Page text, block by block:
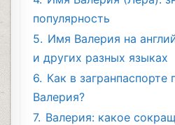
популярность
5. Имя Валерия на
и других разных языках
6. Как в
Валерия?
7. Валерия: какое